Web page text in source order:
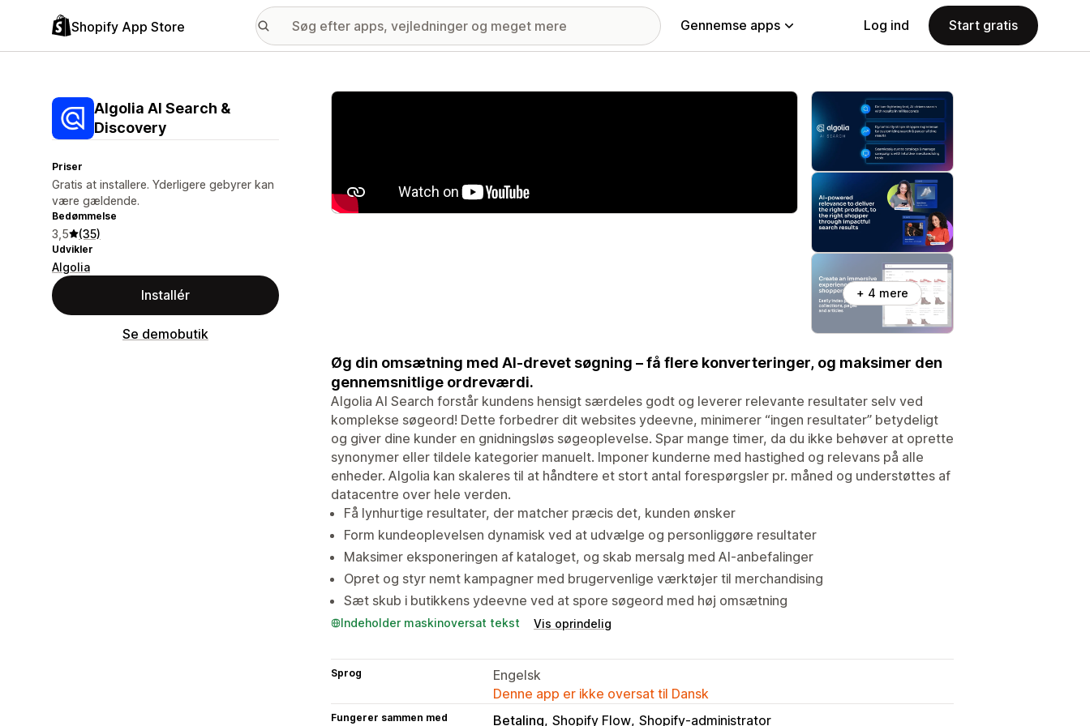
Shopify App Store Gennemse apps Log ind Start gratis
Algolia AI Search &
Discovery
Priser
Gratis at installere. Yderligere gebyrer kan
være gældende.
Bedømmelse
3,5 (35)
Udvikler
Algolia
Installér
Se demobutik
Galleri med udvalgte billeder
+ 4 mere
Øg din omsætning med AI-drevet søgning – få flere konverteringer, og maksimer den
gennemsnitlige ordreværdi.
Algolia AI Search forstår kundens hensigt særdeles godt og leverer relevante resultater selv ved
komplekse søgeord! Dette forbedrer dit websites ydeevne, minimerer “ingen resultater” betydeligt
og giver dine kunder en gnidningsløs søgeoplevelse. Spar mange timer, da du ikke behøver at oprette
synonymer eller tildele kategorier manuelt. Imponer kunderne med hastighed og relevans på alle
enheder. Algolia kan skaleres til at håndtere et stort antal forespørgsler pr. måned og understøttes af
datacentre over hele verden.
Få lynhurtige resultater, der matcher præcis det, kunden ønsker
Form kundeoplevelsen dynamisk ved at udvælge og personliggøre resultater
Maksimer eksponeringen af kataloget, og skab mersalg med AI-anbefalinger
Opret og styr nemt kampagner med brugervenlige værktøjer til merchandising
Sæt skub i butikkens ydeevne ved at spore søgeord med høj omsætning
Indeholder maskinoversat tekst Vis oprindelig
Sprog
Engelsk
Denne app er ikke oversat til Dansk
Fungerer sammen med Betaling Shopify Flow Shopify-administrator